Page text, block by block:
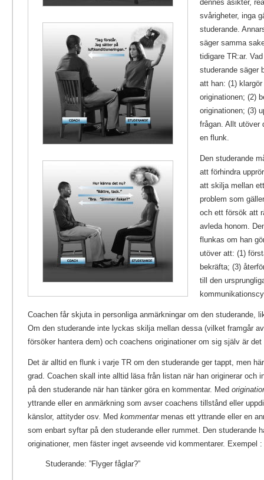
dennes åsikter,
svårigheter, inga
studerande.
säger samma
tidigare TR:ar.
studerande säger
att han: (1)
originationen; (2)
originationen; (3)
frågan. Allt utöver
en flunk.
Den studerande
att förhindra
att skilja mellan
problem som
och ett försök att
avleda honom.
flunkas om han
utöver att: (1)
bekräfta; (3)
till den
Coachen får skjuta in personliga anmärkningar om den studerande,
Om den studerande inte lyckas skilja mellan dessa (vilket framgår
försöker hantera dem) och coachens originationer om sig själv är
Det är alltid en flunk i varje TR om den studerande ger tappt, men
grad. Coachen skall inte alltid läsa från listan när han originerar och
på den studerande när han tänker göra en kommentar. Med
yttrande eller en anmärkning som avser coachens tillstånd eller
känslor, attityder osv. Med kommentarmenas ett yttrande eller en
som enbart syftar på den studerande eller rummet. Den studerande
originationer, men fäster inget avseende vid kommentarer. Exempel :
Studerande: ”Flyger fåglar?”